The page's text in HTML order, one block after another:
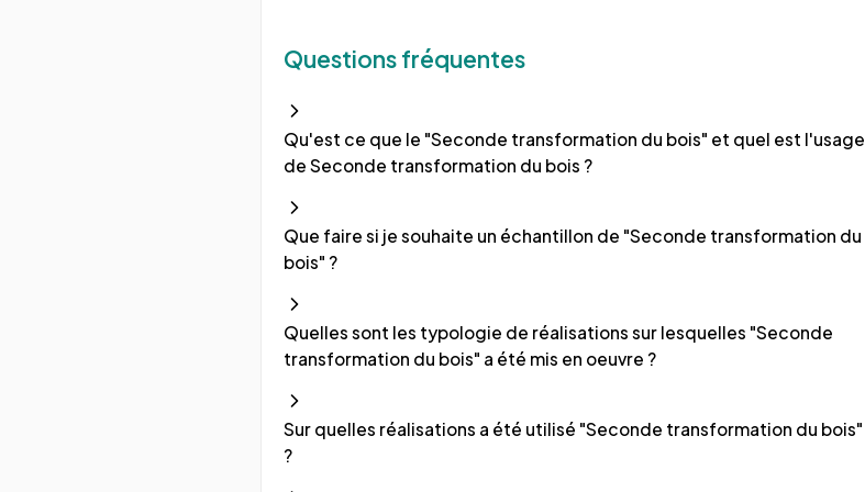
Questions fréquentes
Qu'est ce que le "Seconde transformation du bois" et quel est l'usage
de Seconde transformation du bois ?
Que faire si je souhaite un échantillon de "Seconde transformation du
bois" ?
Quelles sont les typologie de réalisations sur lesquelles "Seconde
transformation du bois" a été mis en oeuvre ?
Sur quelles réalisations a été utilisé "Seconde transformation du bois"
?